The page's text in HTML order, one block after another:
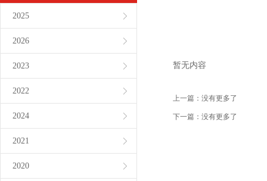
2025
2026
2023
2022
2024
2021
2020
暂无内容
上一篇： 没有更多了
下一篇： 没有更多了